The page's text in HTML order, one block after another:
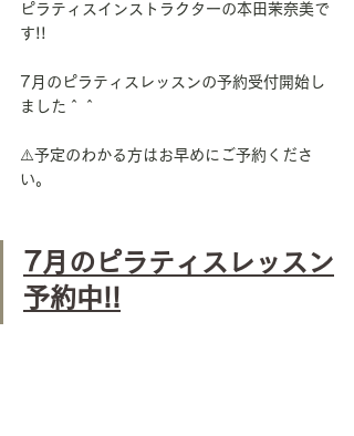
ピラティスインストラクターの本田茉奈美で
す!!
7月のピラティスレッスンの予約受付開始し
ました＾＾
⚠️予定のわかる方はお早めにご予約くださ
い。
7月のピラティスレッスン
予約中!!